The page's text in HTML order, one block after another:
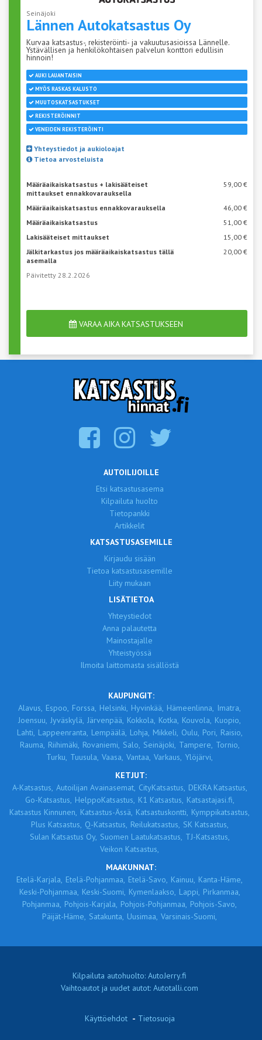
Seinäjoki
Lännen Autokatsastus Oy
Kurvaa katsastus-, rekisteröinti- ja vakuutusasioissa Lännelle.
Ystävällisen ja henkilökohtaisen palvelun konttori edullisin
hinnoin!
AUKI LAUANTAISIN
MYÖS RASKAS KALUSTO
MUUTOSKATSASTUKSET
REKISTERÖINNIT
VENEIDEN REKISTERÖINTI
Yhteystiedot ja aukioloajat
Tietoa arvosteluista
Määräaikaiskatsastus + lakisääteiset
mittaukset ennakkovarauksella
59,00 €
Määräaikaiskatsastus ennakkovarauksella
46,00 €
Määräaikaiskatsastus
51,00 €
Lakisääteiset mittaukset
15,00 €
Jälkitarkastus jos määräaikaiskatsastus tällä
asemalla
20,00 €
Päivitetty 28.2.2026
VARAA AIKA KATSASTUKSEEN
AUTOILIJOILLE
Etsi katsastusasema
Kilpailuta huolto
Tietopankki
Artikkelit
KATSASTUSASEMILLE
Kirjaudu sisään
Tietoa katsastusasemille
Liity mukaan
LISÄTIETOA
Yhteystiedot
Anna palautetta
Mainostajalle
Yhteistyössä
Ilmoita laittomasta sisällöstä
KAUPUNGIT:
Alavus, Espoo, Forssa, Helsinki, Hyvinkää, Hämeenlinna, Imatra,
Joensuu, Jyväskylä, Järvenpää, Kokkola, Kotka, Kouvola, Kuopio,
Lahti, Lappeenranta, Lempäälä, Lohja, Mikkeli, Oulu, Pori, Raisio,
Rauma, Riihimäki, Rovaniemi, Salo, Seinäjoki, Tampere, Tornio,
Turku, Tuusula, Vaasa, Vantaa, Varkaus, Ylöjärvi,
KETJUT:
A-Katsastus, Autoilijan Avainasemat, CityKatsastus, DEKRA Katsastus,
Go-Katsastus, HelppoKatsastus, K1 Katsastus, Katsastajasi.fi,
Katsastus Kinnunen, Katsastus-Ässä, Katsastuskontti, Kymppikatsastus,
Plus Katsastus, Q-Katsastus, Reilukatsastus, SK Katsastus,
Sulan Katsastus Oy, Suomen Laatukatsastus, TJ-Katsastus,
Veikon Katsastus,
MAAKUNNAT:
Etelä-Karjala, Etelä-Pohjanmaa, Etelä-Savo, Kainuu, Kanta-Häme,
Keski-Pohjanmaa, Keski-Suomi, Kymenlaakso, Lappi, Pirkanmaa,
Pohjanmaa, Pohjois-Karjala, Pohjois-Pohjanmaa, Pohjois-Savo,
Päijät-Häme, Satakunta, Uusimaa, Varsinais-Suomi,
Kilpailuta autohuolto: AutoJerry.fi
Vaihtoautot ja uudet autot: Autotalli.com
Käyttöehdot - Tietosuoja